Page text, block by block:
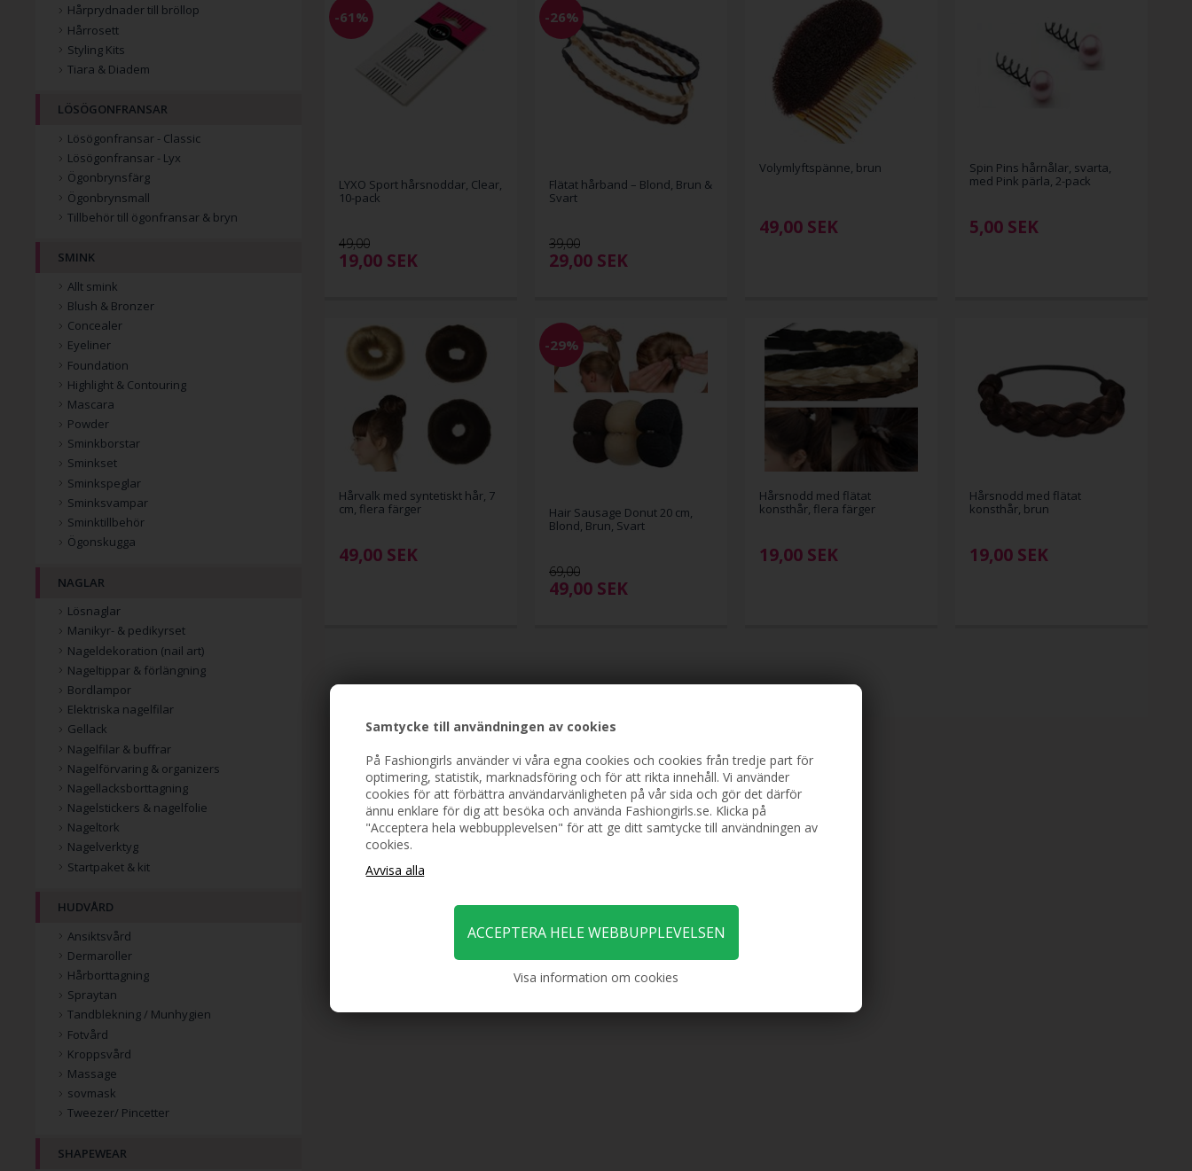
Samtycke till användningen av cookies
På Fashiongirls använder vi våra egna cookies och cookies från tredje part för
optimering, statistik, marknadsföring och för att rikta innehåll. Vi använder
cookies för att förbättra användarvänligheten på vår sida och gör det därför
ännu enklare för dig att besöka och använda Fashiongirls.se. Klicka på
"Acceptera hela webbupplevelsen" för att ge ditt samtycke till användningen av
cookies.
Visa information om cookies
-61%
LYXO Sport hårsnoddar, Clear,
10-pack
49,00
19,00 SEK
-26%
Flätat hårband – Blond, Brun &
Svart
39,00
29,00 SEK
Volymlyftspänne, brun
49,00 SEK
Spin Pins hårnålar, svarta,
med Pink pärla, 2-pack
5,00 SEK
Hårvalk med syntetiskt hår, 7
cm, flera färger
49,00 SEK
-29%
Hair Sausage Donut 20 cm,
Blond, Brun, Svart
69,00
49,00 SEK
Hårsnodd med flätat
konsthår, flera färger
19,00 SEK
Hårsnodd med flätat
konsthår, brun
19,00 SEK
Hårprydnader till bröllop
Hårrosett
Styling Kits
Tiara & Diadem
LÖSÖGONFRANSAR
Lösögonfransar - Classic
Lösögonfransar - Lyx
Ögonbrynsfärg
Ögonbrynsmall
Tillbehör till ögonfransar & bryn
SMINK
Allt smink
Blush & Bronzer
Concealer
Eyeliner
Foundation
Highlight & Contouring
Mascara
Powder
Sminkborstar
Sminkset
Sminkspeglar
Sminksvampar
Sminktillbehör
Ögonskugga
NAGLAR
Lösnaglar
Manikyr- & pedikyrset
Nageldekoration (nail art)
Nageltippar & förlängning
Bordlampor
Elektriska nagelfilar
Gellack
Nagelfilar & buffrar
Nagelförvaring & organizers
Nagellacksborttagning
Nagelstickers & nagelfolie
Nageltork
Nagelverktyg
Startpaket & kit
HUDVÅRD
Ansiktsvård
Dermaroller
Hårborttagning
Spraytan
Tandblekning / Munhygien
Fotvård
Kroppsvård
Massage
sovmask
Tweezer/ Pincetter
SHAPEWEAR